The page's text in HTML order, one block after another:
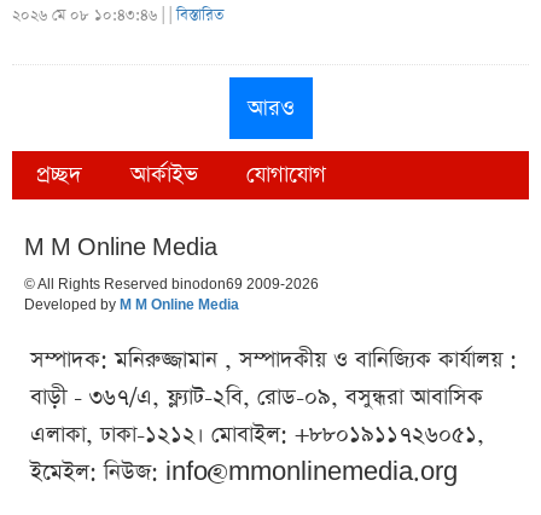
২০২৬ মে ০৮ ১০:৪৩:৪৬ | |বিস্তারিত
আরও
প্রচ্ছদ আর্কাইভ যোগাযোগ
M M Online Media
© All Rights Reserved binodon69 2009-2026
Developed by M M Online Media
সম্পাদক: মনিরুজ্জামান , সম্পাদকীয় ও বানিজ্যিক কার্যালয় :
বাড়ী - ৩৬৭/এ, ফ্ল্যাট-২বি, রোড-০৯, বসুন্ধরা আবাসিক
এলাকা, ঢাকা-১২১২। মোবাইল: +৮৮০১৯১১৭২৬০৫১,
ইমেইল: নিউজ: info@mmonlinemedia.org